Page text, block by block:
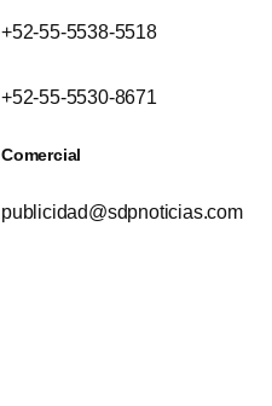
+52-55-5538-5518
+52-55-5530-8671
Comercial
publicidad@sdpnoticias.com